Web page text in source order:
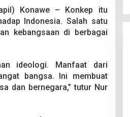
Konawe – Konkep itu
Indonesia. Salah satu
kebangsaan di berbagai
ideologi. Manfaat dari
bangsa. Ini membuat
dan bernegara,” tutur Nur